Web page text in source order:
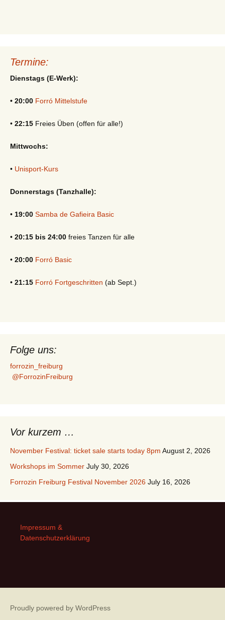
Termine:
Dienstags (E-Werk):
• 20:00 Forró Mittelstufe
• 22:15 Freies Üben (offen für alle!)
Mittwochs:
• Unisport-Kurs
Donnerstags (Tanzhalle):
• 19:00 Samba de Gafieira Basic
• 20:15 bis 24:00 freies Tanzen für alle
• 20:00 Forró Basic
• 21:15 Forró Fortgeschritten (ab Sept.)
Folge uns:
forrozin_freiburg
@ForrozinFreiburg
Vor kurzem …
November Festival: ticket sale starts today 8pm August 2, 2026
Workshops im Sommer July 30, 2026
Forrozin Freiburg Festival November 2026 July 16, 2026
Impressum &
Datenschutzerklärung
Proudly powered by WordPress